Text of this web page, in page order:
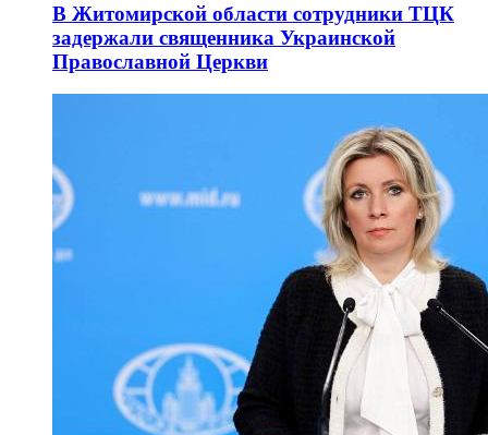
В Житомирской области сотрудники ТЦК
задержали священника Украинской
Православной Церкви